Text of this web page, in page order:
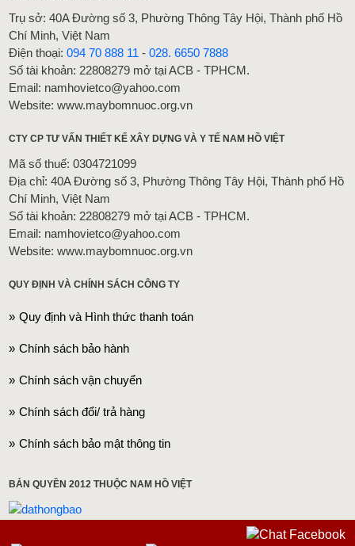
Trụ sở: 40A Đường số 3, Phường Thông Tây Hội, Thành phố Hồ
Chí Minh, Việt Nam
Điện thoại:094 70 888 11 -028. 6650 7888
Số tài khoản: 22808279 mở tại ACB - TPHCM.
Email: namhovietco@yahoo.com
Website: www.maybomnuoc.org.vn
CTY CP TƯ VẤN THIẾT KẾ XÂY DỰNG VÀ Y TẾ NAM HỒ VIỆT
Mã số thuế: 0304721099
Địa chỉ: 40A Đường số 3, Phường Thông Tây Hội, Thành phố Hồ
Chí Minh, Việt Nam
Số tài khoản: 22808279 mở tại ACB - TPHCM.
Email: namhovietco@yahoo.com
Website: www.maybomnuoc.org.vn
QUY ĐỊNH VÀ CHÍNH SÁCH CÔNG TY
Quy định và Hình thức thanh toán
Chính sách bảo hành
Chính sách vận chuyển
Chính sách đổi/ trả hàng
Chính sách bảo mật thông tin
BẢN QUYỀN 2012 THUỘC NAM HỒ VIỆT